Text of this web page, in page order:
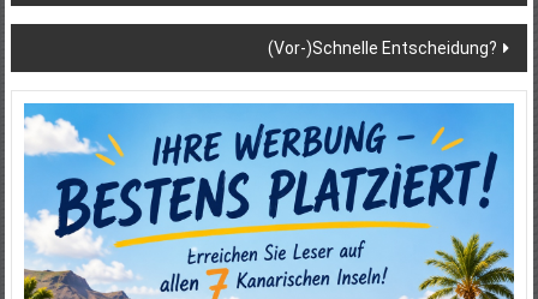
(Vor-)Schnelle Entscheidung?